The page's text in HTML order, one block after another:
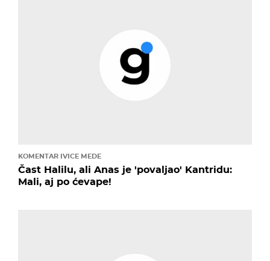
KOMENTAR IVICE MEDE
Čast Halilu, ali Anas je 'povaljao' Kantridu:
Mali, aj po ćevape!